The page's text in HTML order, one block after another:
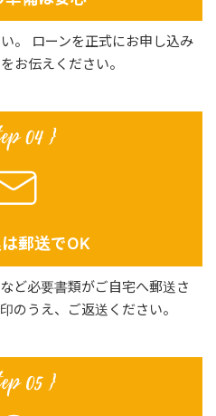
。
ローンを正式にお申し込み
お伝えください。
郵送でOK
ど必要書類がご自宅へ郵送さ
のうえ、ご返送ください。